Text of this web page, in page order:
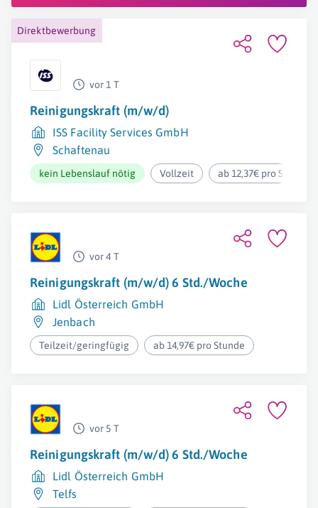
Direktbewerbung
vor 1 T
Reinigungskraft (m/w/d)
ISS Facility Services GmbH
Schaftenau
kein Lebenslauf nötig Vollzeit ab 12,37€ pro Stunde
vor 4 T
Reinigungskraft (m/w/d) 6 Std./Woche
Lidl Österreich GmbH
Jenbach
Teilzeit/geringfügig ab 14,97€ pro Stunde
vor 5 T
Reinigungskraft (m/w/d) 6 Std./Woche
Lidl Österreich GmbH
Telfs